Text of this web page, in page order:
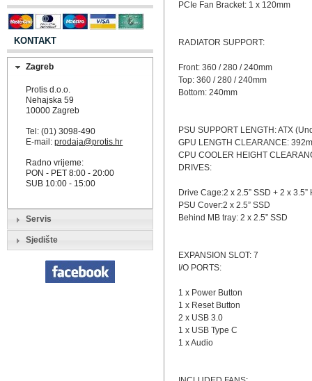
KONTAKT
Zagreb
Protis d.o.o.
Nehajska 59
10000 Zagreb
Tel: (01) 3098-490
E-mail:prodaja@protis.hr
Radno vrijeme:
PON - PET 8:00 - 20:00
SUB 10:00 - 15:00
Servis
Sjedište
PCIe Fan Bracket: 1 x 120mm
RADIATOR SUPPORT:
Front: 360 / 280 / 240mm
Top: 360 / 280 / 240mm
Bottom: 240mm
PSU SUPPORT LENGTH: ATX
GPU LENGTH CLEARANCE:
CPU COOLER HEIGHT
DRIVES:
Drive Cage:2 x 2.5” SSD + 2 x 3.5”
PSU Cover:2 x 2.5” SSD
Behind MB tray: 2 x 2.5” SSD
EXPANSION SLOT: 7
I/O PORTS:
1 x Power Button
1 x Reset Button
2 x USB 3.0
1 x USB Type C
1 x Audio